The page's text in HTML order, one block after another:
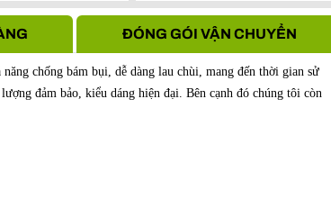
ĐÓNG GÓI VẬN CHUYỂN
chống bám bụi, dễ dàng lau chùi, mang đến thời gian sử
đảm bảo, kiểu dáng hiện đại. Bên cạnh đó chúng tôi còn